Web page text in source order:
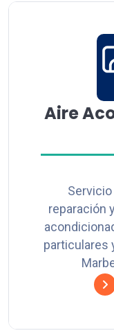
Aire
reparación
particulares